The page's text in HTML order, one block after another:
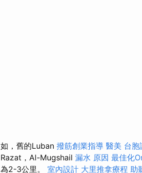
如，舊的Luban 撥筋創業指導 醫美 台胞
Razat，Al-Mugshail 漏水 原因 最佳化
為2-3公里。 室內設計 大里推拿療程 助